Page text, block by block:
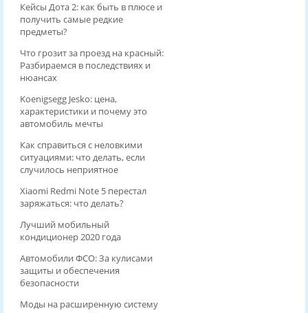
Кейсы Дота 2: как быть в плюсе и
получить самые редкие
предметы?
Что грозит за проезд на красный:
Разбираемся в последствиях и
нюансах
Koenigsegg Jesko: цена,
характеристики и почему это
автомобиль мечты
Как справиться с неловкими
ситуациями: что делать, если
случилось неприятное
Xiaomi Redmi Note 5 перестал
заряжаться: что делать?
Лучший мобильный
кондиционер 2020 года
Автомобили ФСО: За кулисами
защиты и обеспечения
безопасности
Моды на расширенную систему